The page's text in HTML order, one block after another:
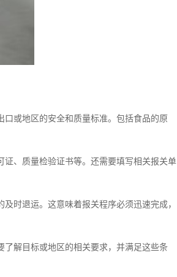
或地区的安全和质量标准。包括食品的原
、质量检验证书等。还需要填写相关报关单
时退运。这意味着报关程序必须迅速完成，
解目标或地区的相关要求，并满足这些条